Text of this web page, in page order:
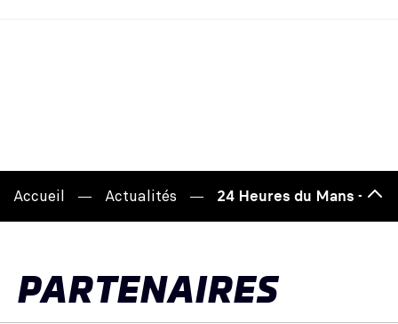
Accueil Actualités 24 Heures du Mans - Le
de
PARTENAIRES